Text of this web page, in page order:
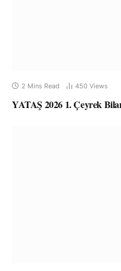
2 Mins Read 450 Views
YATAŞ 2026 1. Çeyrek